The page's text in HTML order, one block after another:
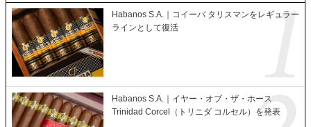
Habanos S.A.｜コイーバ タリスマンをレギュラー
ラインとして復活
Habanos S.A.｜イヤー・オブ・ザ・ホース
Trinidad Corcel（トリニダ コルセル）を発表